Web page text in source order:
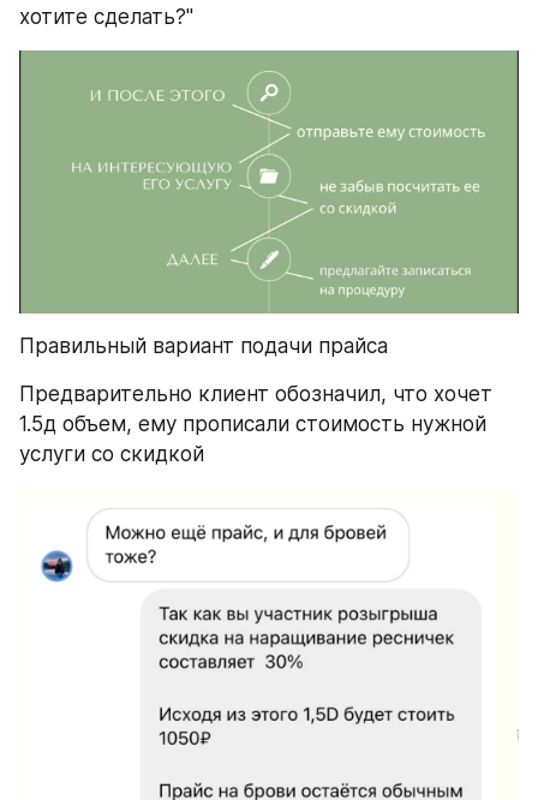
хотите сделать?"
Правильный вариант подачи прайса
Предварительно клиент обозначил, что хочет
1.5д объем, ему прописали стоимость нужной
услуги со скидкой